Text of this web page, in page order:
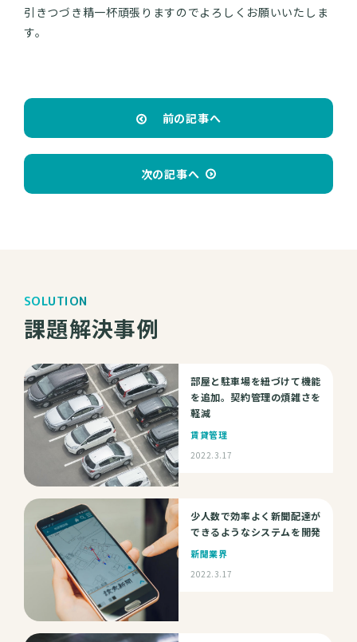
引きつづき精一杯頑張りますのでよろしくお願いいたしま
す。
前の記事へ
次の記事へ
SOLUTION
課題解決事例
部屋と駐車場を紐づけて機能
を追加。契約管理の煩雑さを
軽減
賃貸管理
2022.3.17
少人数で効率よく新聞配達が
できるようなシステムを開発
新聞業界
2022.3.17